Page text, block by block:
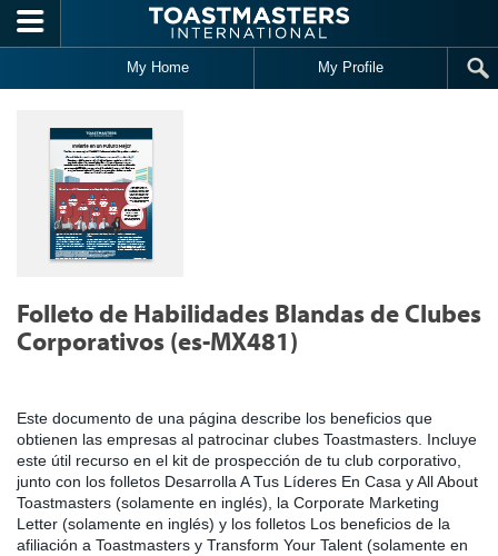
Skip to main content
My Home My Profile
Folleto de Habilidades Blandas de Clubes
Corporativos (es-MX481)
Este documento de una página describe los beneficios que
obtienen las empresas al patrocinar clubes Toastmasters. Incluye
este útil recurso en el kit de prospección de tu club corporativo,
junto con los folletos Desarrolla A Tus Líderes En Casa y All About
Toastmasters (solamente en inglés), la Corporate Marketing
Letter (solamente en inglés) y los folletos Los beneficios de la
afiliación a Toastmasters y Transform Your Talent (solamente en